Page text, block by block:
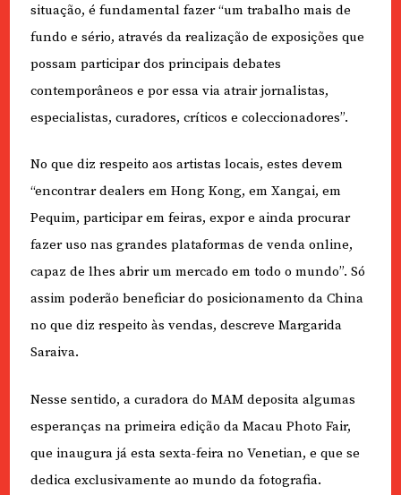
situação, é fundamental fazer “um trabalho mais de
fundo e sério, através da realização de exposições que
possam participar dos principais debates
contemporâneos e por essa via atrair jornalistas,
especialistas, curadores, críticos e coleccionadores”.
No que diz respeito aos artistas locais, estes devem
“encontrar dealers em Hong Kong, em Xangai, em
Pequim, participar em feiras, expor e ainda procurar
fazer uso nas grandes plataformas de venda online,
capaz de lhes abrir um mercado em todo o mundo”. Só
assim poderão beneficiar do posicionamento da China
no que diz respeito às vendas, descreve Margarida
Saraiva.
Nesse sentido, a curadora do MAM deposita algumas
esperanças na primeira edição da Macau Photo Fair,
que inaugura já esta sexta-feira no Venetian, e que se
dedica exclusivamente ao mundo da fotografia.